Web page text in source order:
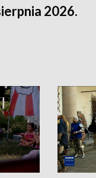
2026.